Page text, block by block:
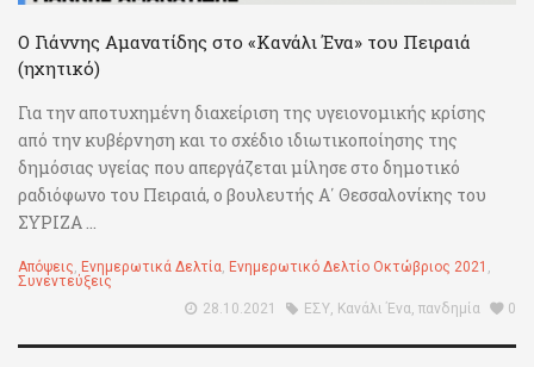
Ο Γιάννης Αμανατίδης στο «Κανάλι Ένα» του Πειραιά
(ηχητικό)
Για την αποτυχημένη διαχείριση της υγειονομικής κρίσης
από την κυβέρνηση και το σχέδιο ιδιωτικοποίησης της
δημόσιας υγείας που απεργάζεται μίλησε στο δημοτικό
ραδιόφωνο του Πειραιά, ο βουλευτής Α΄ Θεσσαλονίκης του
ΣΥΡΙΖΑ ...
Απόψεις, Ενημερωτικά Δελτία, Ενημερωτικό Δελτίο Οκτώβριος 2021 ,
Συνεντεύξεις
28.10.2021
ΕΣΥ, Κανάλι Ένα, πανδημία 0